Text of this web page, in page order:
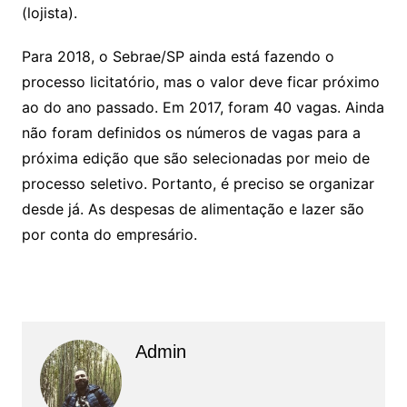
(lojista).
Para 2018, o Sebrae/SP ainda está fazendo o
processo licitatório, mas o valor deve ficar próximo
ao do ano passado. Em 2017, foram 40 vagas. Ainda
não foram definidos os números de vagas para a
próxima edição que são selecionadas por meio de
processo seletivo. Portanto, é preciso se organizar
desde já. As despesas de alimentação e lazer são
por conta do empresário.
Admin